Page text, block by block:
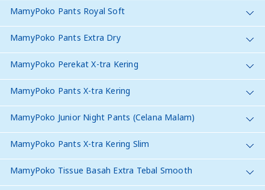
MamyPoko Pants Royal Soft
MamyPoko Pants Extra Dry
MamyPoko Perekat X-tra Kering
MamyPoko Pants X-tra Kering
MamyPoko Junior Night Pants (Celana Malam)
MamyPoko Pants X-tra Kering Slim
MamyPoko Tissue Basah Extra Tebal Smooth